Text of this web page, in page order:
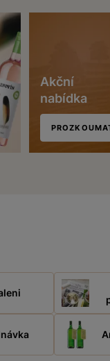
Akční
nabídka